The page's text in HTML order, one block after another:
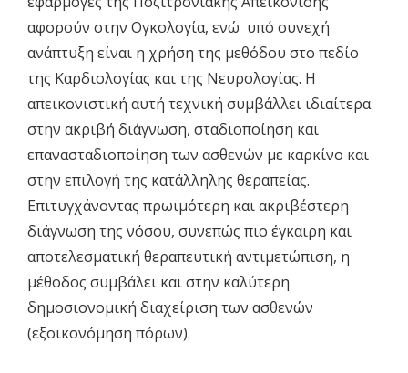
αφορούν στην Ογκολογία, ενώ υπό συνεχή
ανάπτυξη είναι η χρήση της μεθόδου στο πεδίο
της Καρδιολογίας και της Νευρολογίας. Η
απεικονιστική αυτή τεχνική συμβάλλει ιδιαίτερα
στην ακριβή διάγνωση, σταδιοποίηση και
επανασταδιοποίηση των ασθενών με καρκίνο και
στην επιλογή της κατάλληλης θεραπείας.
Επιτυγχάνοντας πρωιμότερη και ακριβέστερη
διάγνωση της νόσου, συνεπώς πιο έγκαιρη και
αποτελεσματική θεραπευτική αντιμετώπιση, η
μέθοδος συμβάλει και στην καλύτερη
δημοσιονομική διαχείριση των ασθενών
(εξοικονόμηση πόρων).